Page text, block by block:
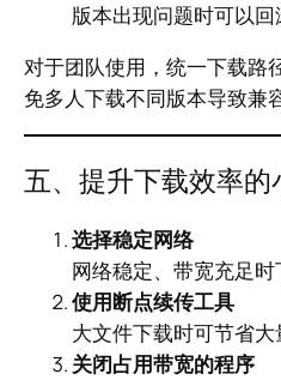
版本出现问题时可以回
对于团队使用，统一下载路
免多人下载不同版本导致兼
五、提升下载效率的
选择稳定网络
网络稳定、带宽充足时
使用断点续传工具
大文件下载时可节省大
关闭占用带宽的程序